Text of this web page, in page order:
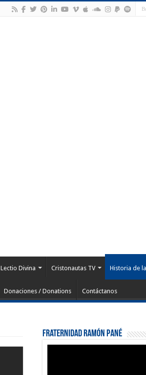
Lectio Divina Cristonautas TV Historia de
Donaciones / Donations Contáctanos
Fraternidad Ramón Pané